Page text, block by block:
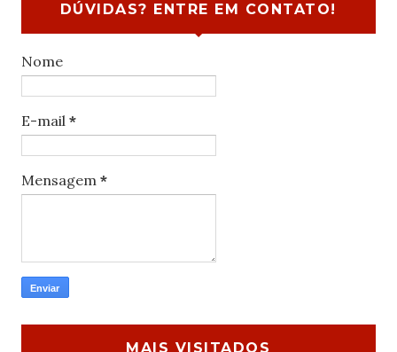
DÚVIDAS? ENTRE EM CONTATO!
Nome
E-mail *
Mensagem *
MAIS VISITADOS